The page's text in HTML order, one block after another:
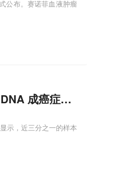
公布。赛诺菲血液肿瘤
成癌症帮凶，新
示，近三分之一的样本